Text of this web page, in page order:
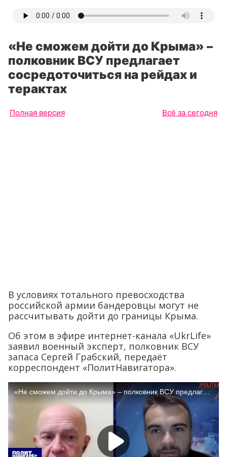
«Не сможем дойти до Крыма» –
полковник ВСУ предлагает
сосредоточиться на рейдах и
терактах
Полная версия Всё за сегодня
В условиях тотального превосходства
российской армии бандеровцы могут не
рассчитывать дойти до границы Крыма.
Об этом в эфире интернет-канала «UkrLife»
заявил военный эксперт, полковник ВСУ
запаса Сергей Грабский, передаёт
корреспондент «ПолитНавигатора».